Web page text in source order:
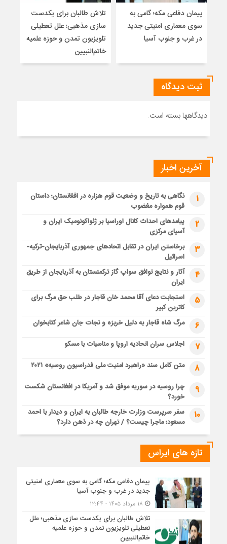
پیمان دفاعی مکه؛ گامی به
سوی معماری امنیتی جدید
در غرب و جنوب آسیا
تلاش طالبان برای یکدست
سازی مذهبی؛ علل تعطیلی
تلویزیون تمدن و حوزه علمیه
خاتم‌النبیین
ثبت دیدگاه
دیدگاهها بسته است.
آخرین اخبار
1
نگاهی به تاریخ و وضعیت قوم هزاره در افغانستان؛ داستان
قوم همواره مغضوب
2
پیامدهای احداث کانال اوراسیا بر ژئواکونومیک ایران و
آسیای مرکزی
3
برخاستن ایران در تقابل اتحادهای جمهوری آذربایجان-ترکیه-
اسرائیل
4
آثار و نتایج توافق سواپ گاز ترکمنستان به آذربایجان از طریق
ایران
5
استجابت دعای آقا محمد خان قاجار در طلب حق مرگ برای
کاترین کبیر
6 مرگ شاه قاجار به دلیل خربزه و نجات جان شاعر کتابخوان
7 اجلاس سران اتحادیه اروپا و مناسبات با مسکو
8 متن کامل سند «راهبرد امنیت ملی فدراسیون روسیه» ۲۰۲۱
9
چرا روسیه در سوریه موفق شد و آمریکا در افغانستان شکست
خورد؟
10
سفر سرپرست وزارت خارجه طالبان به ایران و دیدار با احمد
مسعود؛ ماجرا چیست؟ / تهران چه در ذهن دارد؟
تازه های ایراس
پیمان دفاعی مکه؛ گامی به سوی معماری امنیتی
جدید در غرب و جنوب آسیا
تلاش طالبان برای یکدست سازی مذهبی؛ علل
تعطیلی تلویزیون تمدن و حوزه علمیه
خاتم‌النبیین